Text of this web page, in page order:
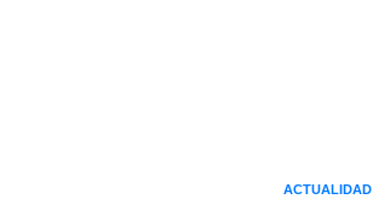
ACTUALIDAD